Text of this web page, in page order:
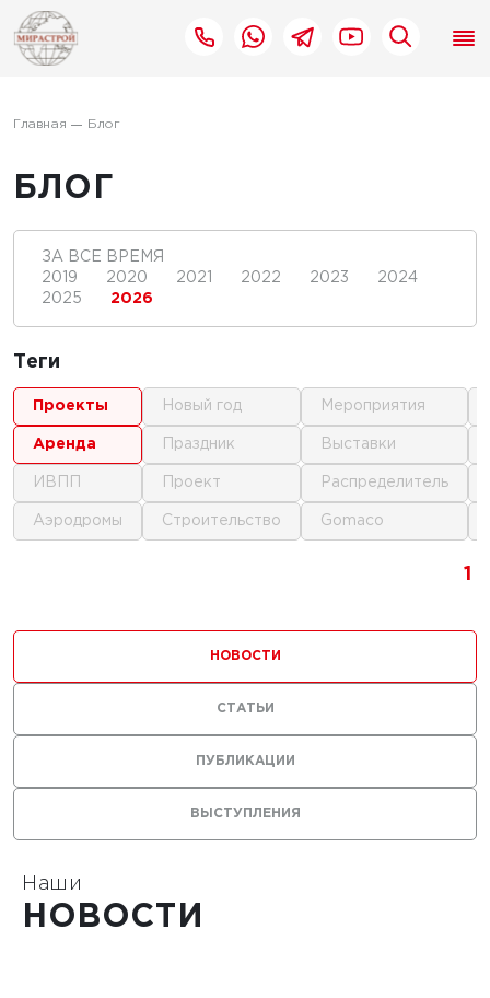
Главная Блог
БЛОГ
1
ВЫСТУПЛЕНИЯ
ПУБЛИКАЦИИ
НОВОСТИ
СТАТЬИ
ЗА ВСЕ ВРЕМЯ
2019
2020 2021 2022 2023
2024
2025
2026
Теги
проекты
аренда
ИВПП
аэродромы
новый год
праздник
проект
строительство
мероприятия
выставки
распределитель
gomaco
Наши
НОВОСТИ